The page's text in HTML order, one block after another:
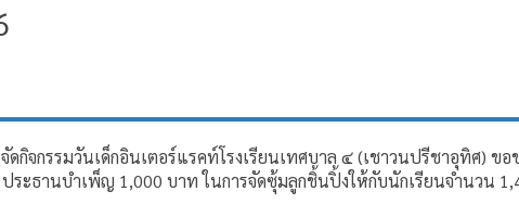
ดกิจกรรมวันเด็กอินเตอร์แรคท์โรงเรียนเทศบาล ๔ (เชาวนปรีชาอุทิศ)
ระธานบำเพ็ญ 1,000 บาท ในการจัดซุ้มลูกชิ้นปิ้งให้กับนักเรียนจำนวน